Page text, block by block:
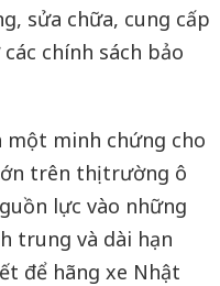
sửa chữa, cung cấp
chính sách bảo
một minh chứng cho
trên thị trường ô
lực vào những
trung và dài hạn
để hãng xe Nhật